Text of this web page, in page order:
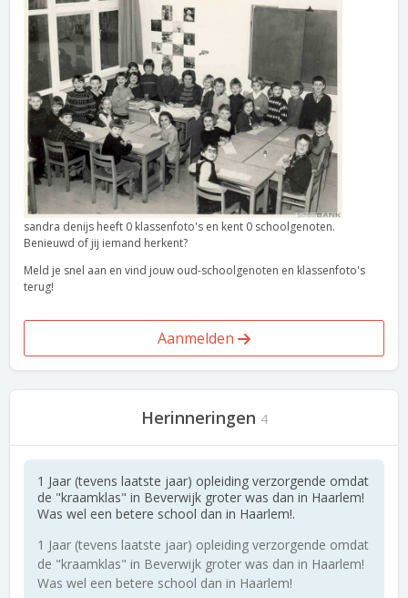
sandra denijs heeft 0 klassenfoto's en kent 0 schoolgenoten.
Benieuwd of jij iemand herkent?
Meld je snel aan en vind jouw oud-schoolgenoten en klassenfoto's
terug!
Aanmelden
Herinneringen 4
1 Jaar (tevens laatste jaar) opleiding verzorgende omdat
de "kraamklas" in Beverwijk groter was dan in Haarlem!
Was wel een betere school dan in Haarlem!.
1 Jaar (tevens laatste jaar) opleiding verzorgende omdat
de "kraamklas" in Beverwijk groter was dan in Haarlem!
Was wel een betere school dan in Haarlem!